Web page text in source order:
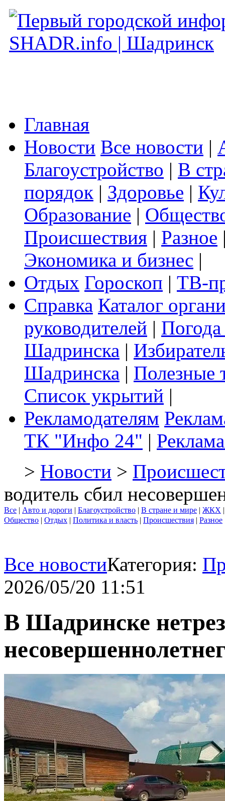
Главная
Новости Все новости |
Благоустройство | В
порядок | Здоровье |
Образование |
Происшествия | Разное
Экономика и бизнес |
Отдых Гороскоп | ТВ-
Справка Каталог
руководителей |
Шадринска |
Шадринска | Полезные
Список укрытий |
Рекламодателям
ТК "Инфо 24" |
> Новости >
водитель сбил
Все | Авто и дороги | Благоустройство | В стране и мире | ЖКХ
Общество | Отдых | Политика и власть | Происшествия | Разное
Все новостиКатегория:
2026/05/20 11:51
В Шадринске